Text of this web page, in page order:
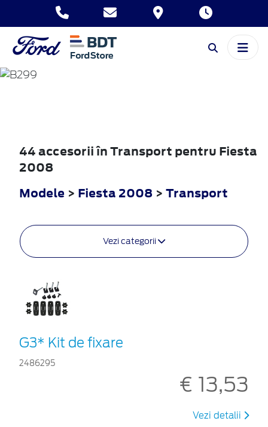
FIESTA
44 accesorii în Transport pentru Fiesta
2008
Modele > Fiesta 2008 > Transport
Vezi categorii
G3* Kit de fixare
2486295
€ 13,53
Vezi detalii